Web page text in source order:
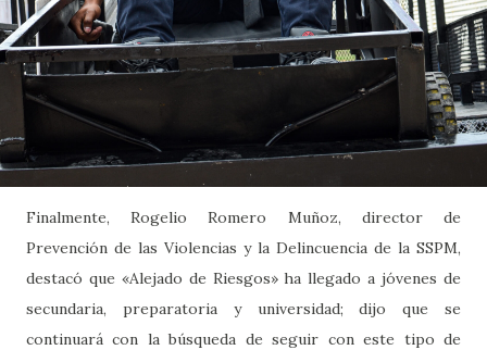
Finalmente, Rogelio Romero Muñoz, director de
Prevención de las Violencias y la Delincuencia de la SSPM,
destacó que «Alejado de Riesgos» ha llegado a jóvenes de
secundaria, preparatoria y universidad; dijo que se
continuará con la búsqueda de seguir con este tipo de